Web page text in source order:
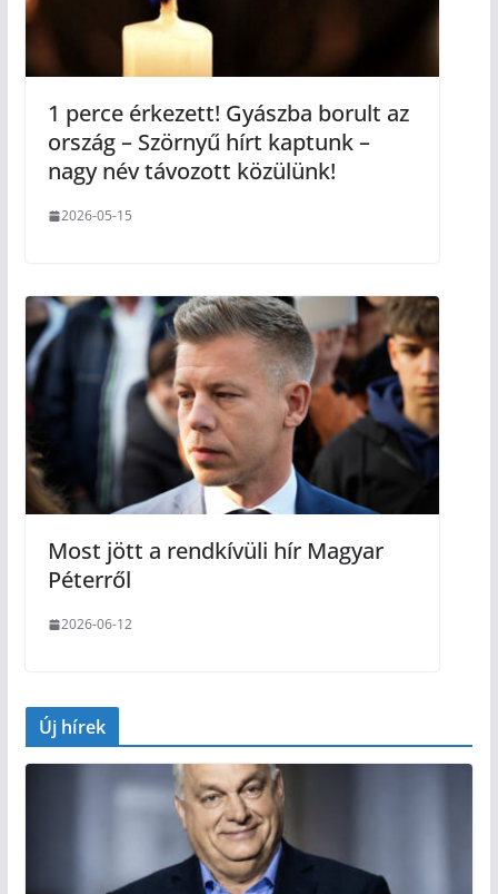
1 perce érkezett! Gyászba borult az
ország – Szörnyű hírt kaptunk –
nagy név távozott közülünk!
2026-05-15
Most jött a rendkívüli hír Magyar
Péterről
2026-06-12
Új hírek